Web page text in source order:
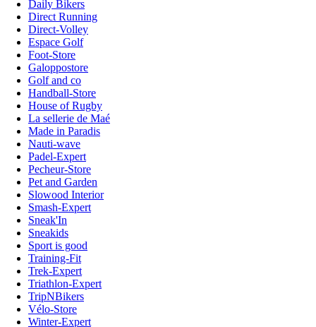
Daily Bikers
Direct Running
Direct-Volley
Espace Golf
Foot-Store
Galoppostore
Golf and co
Handball-Store
House of Rugby
La sellerie de Maé
Made in Paradis
Nauti-wave
Padel-Expert
Pecheur-Store
Pet and Garden
Slowood Interior
Smash-Expert
Sneak'In
Sneakids
Sport is good
Training-Fit
Trek-Expert
Triathlon-Expert
TripNBikers
Vélo-Store
Winter-Expert